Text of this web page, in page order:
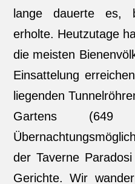
lange dauerte es,
erholte. Heutzutage
die meisten
Einsattelung
liegenden
Gartens
der Taverne
Gerichte. Wir